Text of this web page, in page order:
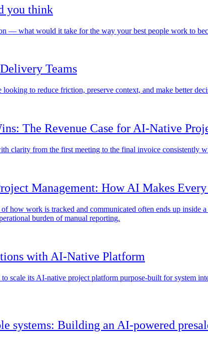
you think
— what would it take for the way your best people work to
Teams
to reduce friction, preserve context, and make better
The Revenue Case for AI-Native
clarity from the first meeting to the final invoice consistently
Management: How AI Makes
how work is tracked and communicated often ends up
burden of manual reporting.
with AI-Native Platform
scale its AI-native project platform purpose-built for system
systems: Building an AI-powered